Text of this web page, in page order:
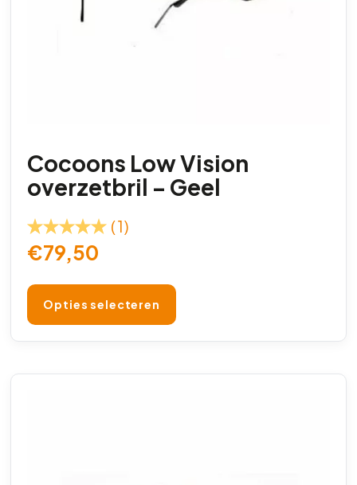
Cocoons Low Vision
overzetbril – Geel
(1)
€79,50
Opties selecteren